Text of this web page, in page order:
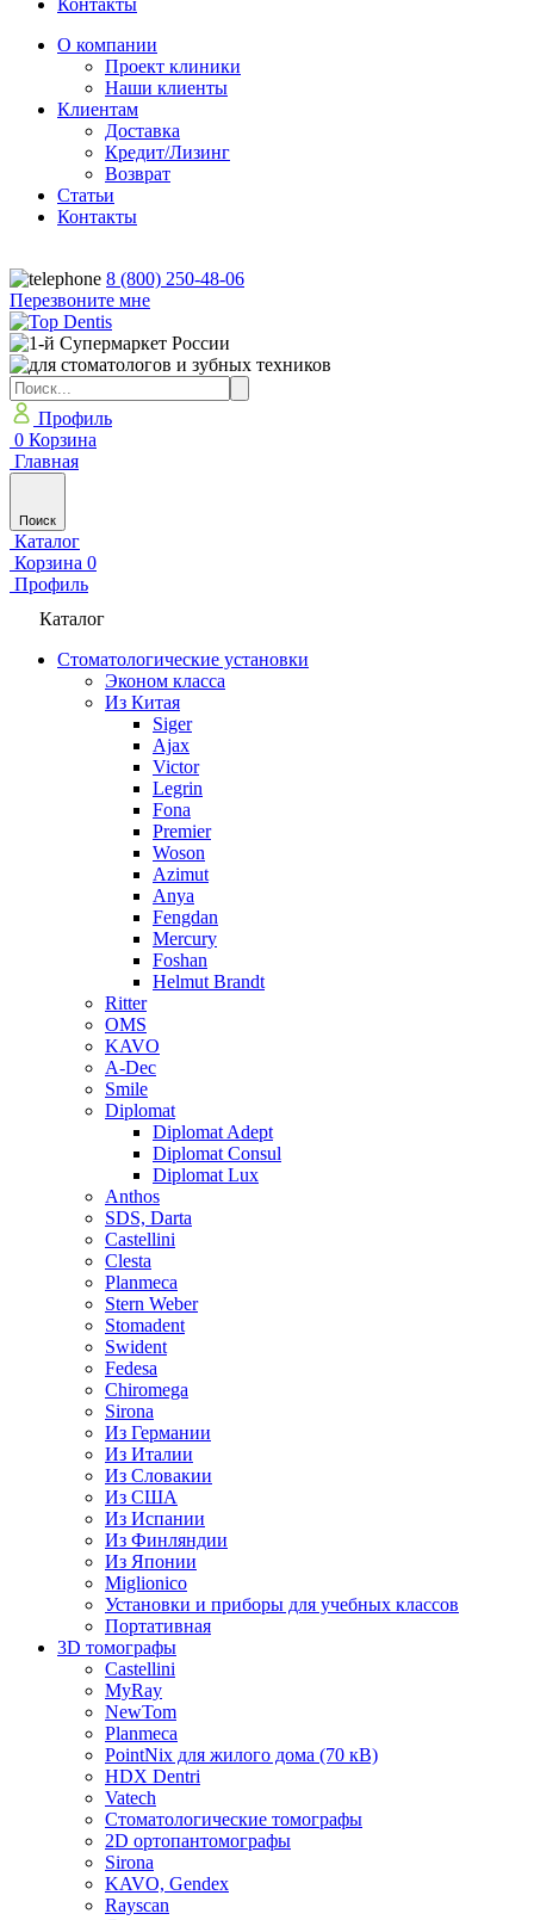
Контакты
О компании
Проект клиники
Наши клиенты
Клиентам
Доставка
Кредит/Лизинг
Возврат
Статьи
Контакты
8 (800) 250-48-06
Перезвоните мне
Профиль
0 Корзина
Главная
Поиск
Каталог
Корзина 0
Профиль
Каталог
Стоматологические установки
Эконом класса
Из Китая
Siger
Ajax
Victor
Legrin
Fona
Premier
Woson
Azimut
Anya
Fengdan
Mercury
Foshan
Helmut Brandt
Ritter
OMS
KAVO
A-Dec
Smile
Diplomat
Diplomat Adept
Diplomat Consul
Diplomat Lux
Anthos
SDS, Darta
Castellini
Clesta
Planmeca
Stern Weber
Stomadent
Swident
Fedesa
Chiromega
Sirona
Из Германии
Из Италии
Из Словакии
Из США
Из Испании
Из Финляндии
Из Японии
Miglionico
Установки и приборы для учебных классов
Портативная
3D томографы
Castellini
MyRay
NewTom
Planmeca
PointNix для жилого дома (70 кВ)
HDX Dentri
Vatech
Стоматологические томографы
2D ортопантомографы
Sirona
KAVO, Gendex
Rayscan